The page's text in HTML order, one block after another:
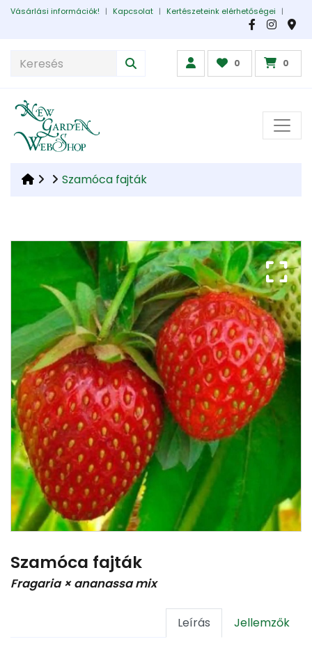
Vásárlási információk! | Kapcsolat | Kertészeteink elérhetőségei |
0 0
Szamóca fajták
Szamóca fajták
Fragaria × ananassa mix
Leírás Jellemzők